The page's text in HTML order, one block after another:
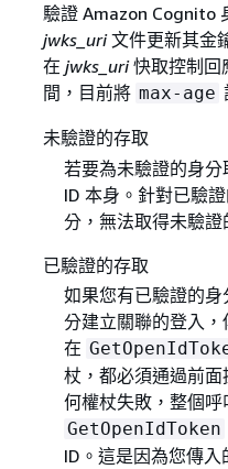
驗證 Amazon Cognito
jwks_uri文件更新其金
在 jwks_uri快取控制回
間，目前將 max-age
未驗證的存取
若要為未驗證的身
ID 本身。針對已驗
分，無法取得未驗證
已驗證的存取
如果您有已驗證的
分建立關聯的登入，
在
杖，都必須通過前
何權杖失敗，整個呼
GetOpenIdToken
ID。這是因為您傳